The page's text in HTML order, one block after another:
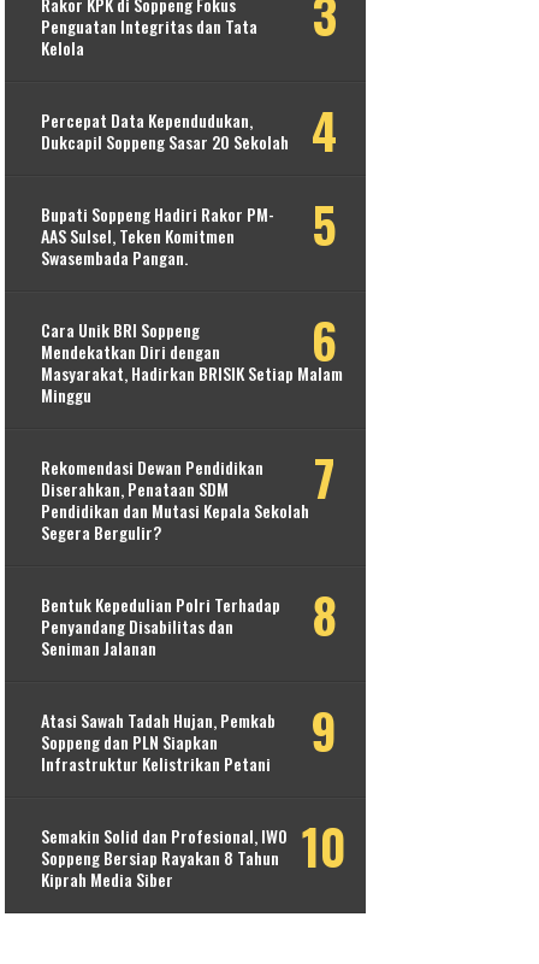
Penguatan Integritas dan Tata
Kelola
Percepat Data Kependudukan,
Dukcapil Soppeng Sasar 20 Sekolah
Bupati Soppeng Hadiri Rakor PM-
AAS Sulsel, Teken Komitmen
Swasembada Pangan.
Cara Unik BRI Soppeng
Mendekatkan Diri dengan
Masyarakat, Hadirkan BRISIK Setiap Malam
Minggu
Rekomendasi Dewan Pendidikan
Diserahkan, Penataan SDM
Pendidikan dan Mutasi Kepala Sekolah
Segera Bergulir?
Bentuk Kepedulian Polri Terhadap
Penyandang Disabilitas dan
Seniman Jalanan
Atasi Sawah Tadah Hujan, Pemkab
Soppeng dan PLN Siapkan
Infrastruktur Kelistrikan Petani
Semakin Solid dan Profesional, IWO
Soppeng Bersiap Rayakan 8 Tahun
Kiprah Media Siber